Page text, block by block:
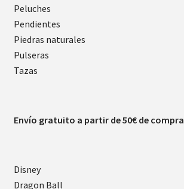
Peluches
Pendientes
Piedras naturales
Pulseras
Tazas
Envío gratuito a partir de 50€ de compra
Disney
Dragon Ball